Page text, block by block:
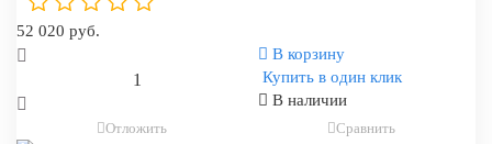
52 020 руб.
В корзину
Купить в один клик
В наличии
Отложить Сравнить